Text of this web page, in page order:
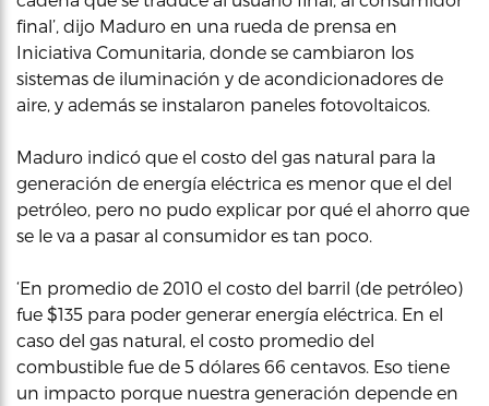
final’, dijo Maduro en una rueda de prensa en
Iniciativa Comunitaria, donde se cambiaron los
sistemas de iluminación y de acondicionadores de
aire, y además se instalaron paneles fotovoltaicos.
Maduro indicó que el costo del gas natural para la
generación de energía eléctrica es menor que el del
petróleo, pero no pudo explicar por qué el ahorro que
se le va a pasar al consumidor es tan poco.
‘En promedio de 2010 el costo del barril (de petróleo)
fue $135 para poder generar energía eléctrica. En el
caso del gas natural, el costo promedio del
combustible fue de 5 dólares 66 centavos. Eso tiene
un impacto porque nuestra generación depende en